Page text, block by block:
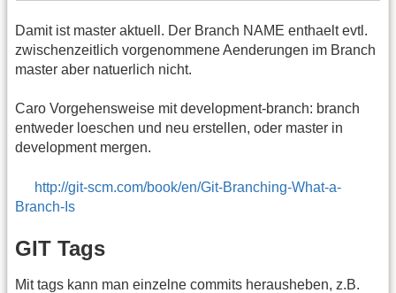
Damit ist master aktuell. Der Branch NAME enthaelt evtl.
zwischenzeitlich vorgenommene Aenderungen im Branch
master aber natuerlich nicht.
Caro Vorgehensweise mit development-branch: branch
entweder loeschen und neu erstellen, oder master in
development mergen.
http://git-scm.com/book/en/Git-Branching-What-a-
Branch-Is
GIT Tags
Mit tags kann man einzelne commits herausheben, z.B.